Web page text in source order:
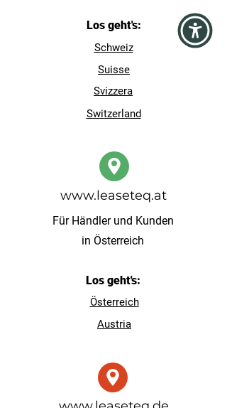
Los geht's:
Schweiz
Suisse
Svizzera
Switzerland
www.leaseteq.at
Für Händler und Kunden
in Österreich
Los geht's:
Österreich
Austria